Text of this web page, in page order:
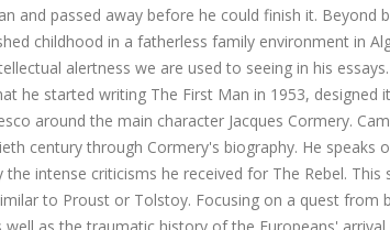
and passed away before he could finish it. Beyond
childhood in a fatherless family environment in
alertness we are used to seeing in his
he started writing The First Man in 1953, designed
around the main character Jacques Cormery.
century through Cormery's biography. He speaks
intense criticisms he received for The Rebel. This
to Proust or Tolstoy. Focusing on a quest from